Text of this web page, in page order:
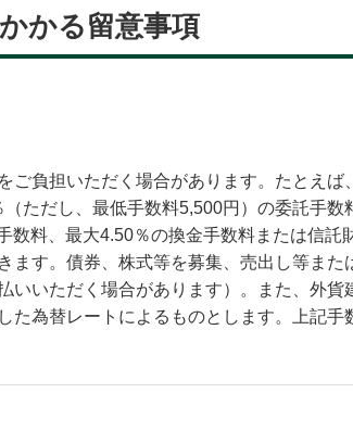
かる留意事項
負担いただく場合があります。たとえ
ただし、最低手数料5,500円）の委託手
料、最大4.50％の換金手数料または信
す。債券、株式等を募集、売出し等ま
いただく場合があります）。また、外
為替レートによるものとします。上記手